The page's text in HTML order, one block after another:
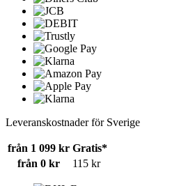
Leveranskostnader för Sverige
från 1 099 kr Gratis*
från 0 kr
115 kr